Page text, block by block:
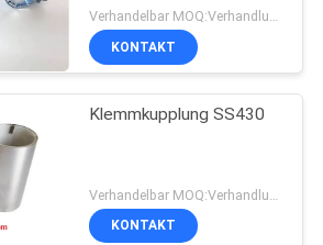
DN100 SML Kombi Kralle
KONTAKT
Klemmkupplung SS430
KONTAKT